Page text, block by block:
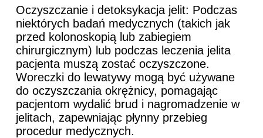
Oczyszczanie i detoksykacja jelit: Podczas
niektórych badań medycznych (takich jak
przed kolonoskopią lub zabiegiem
chirurgicznym) lub podczas leczenia jelita
pacjenta muszą zostać oczyszczone.
Woreczki do lewatywy mogą być używane
do oczyszczania okrężnicy, pomagając
pacjentom wydalić brud i nagromadzenie w
jelitach, zapewniając płynny przebieg
procedur medycznych.